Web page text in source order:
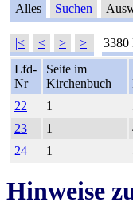
Alles Suchen
|< < > >| 3380
Lfd-
Nr
Seite im
Kirchenbuch
22
1
23
1
24
1
Hinweise